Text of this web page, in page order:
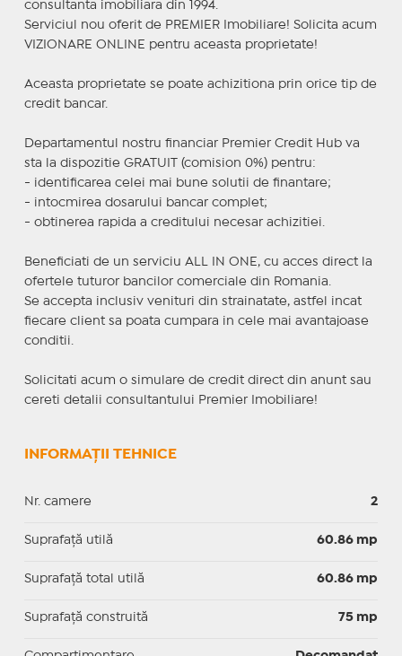
consultanta imobiliara din 1994.
Serviciul nou oferit de PREMIER Imobiliare! Solicita acum
VIZIONARE ONLINE pentru aceasta proprietate!
Aceasta proprietate se poate achizitiona prin orice tip de
credit bancar.
Departamentul nostru financiar Premier Credit Hub va
sta la dispozitie GRATUIT (comision 0%) pentru:
- identificarea celei mai bune solutii de finantare;
- intocmirea dosarului bancar complet;
- obtinerea rapida a creditului necesar achizitiei.
Beneficiati de un serviciu ALL IN ONE, cu acces direct la
ofertele tuturor bancilor comerciale din Romania.
Se accepta inclusiv venituri din strainatate, astfel incat
fiecare client sa poata cumpara in cele mai avantajoase
conditii.
Solicitati acum o simulare de credit direct din anunt sau
cereti detalii consultantului Premier Imobiliare!
INFORMAȚII TEHNICE
Nr. camere 2
Suprafaţă utilă 60.86 mp
Suprafaţă total utilă 60.86 mp
Suprafaţă construită 75 mp